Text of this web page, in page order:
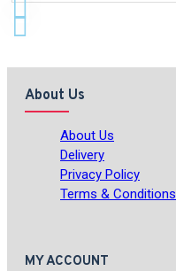
About Us
About Us
Delivery
Privacy Policy
Terms & Conditions
MY ACCOUNT